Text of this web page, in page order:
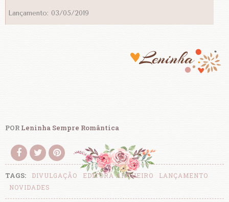
Lançamento: 03/05/2019
POR Leninha Sempre Romântica
TAGS: DIVULGAÇÃO EDITORA ARQUEIRO
LANÇAMENTO
NOVIDADES